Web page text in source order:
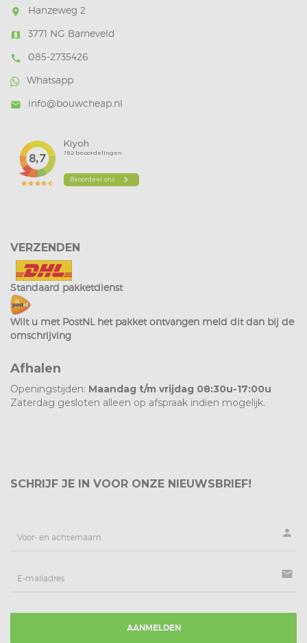
room Hanzeweg 2
map 3771 NG Barneveld
call
085-2735426
Whatsapp
mail info@bouwcheap.nl
VERZENDEN
Standaard pakketdienst
Wilt u met PostNL het pakket ontvangen meld dit dan bij de
omschrijving
Afhalen
Openingstijden: Maandag t/m vrijdag 08:30u-17:00u
Zaterdag gesloten alleen op afspraak indien mogelijk.
SCHRIJF JE IN VOOR ONZE NIEUWSBRIEF!
person
mail
AANMELDEN